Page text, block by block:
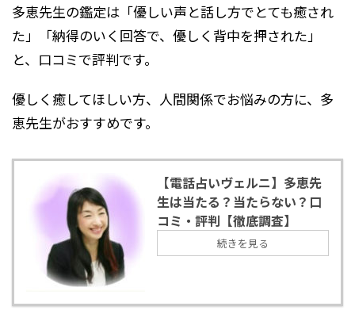
多恵先生の鑑定は「優しい声と話し方でとても癒され
た」「納得のいく回答で、優しく背中を押された」
と、口コミで評判です。
優しく癒してほしい方、人間関係でお悩みの方に、多
恵先生がおすすめです。
【電話占いヴェルニ】多恵先
生は当たる？当たらない？口
コミ・評判【徹底調査】
続きを見る